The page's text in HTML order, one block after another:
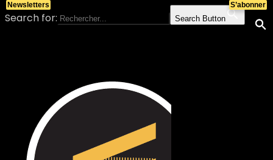
Search for: Search Button
S’abonner
Newsletters